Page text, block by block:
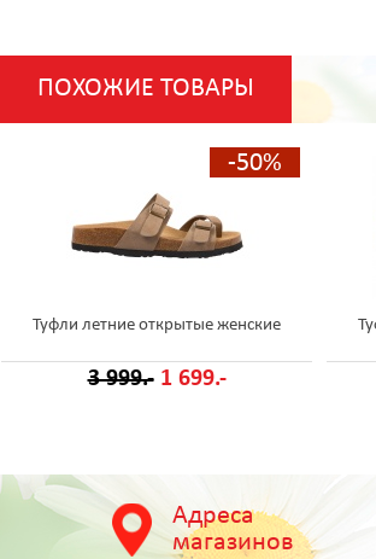
ПОХОЖИЕ ТОВАРЫ
-50%
Туфли летние открытые женские
3 999.- 1 699.-
Адреса
магазинов